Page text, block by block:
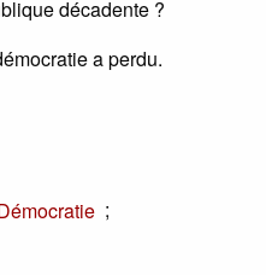
décadente ?
a perdu.
;